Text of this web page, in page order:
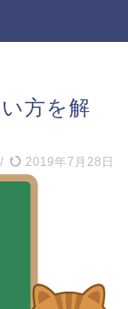
方を解
/ 2019年7月28日